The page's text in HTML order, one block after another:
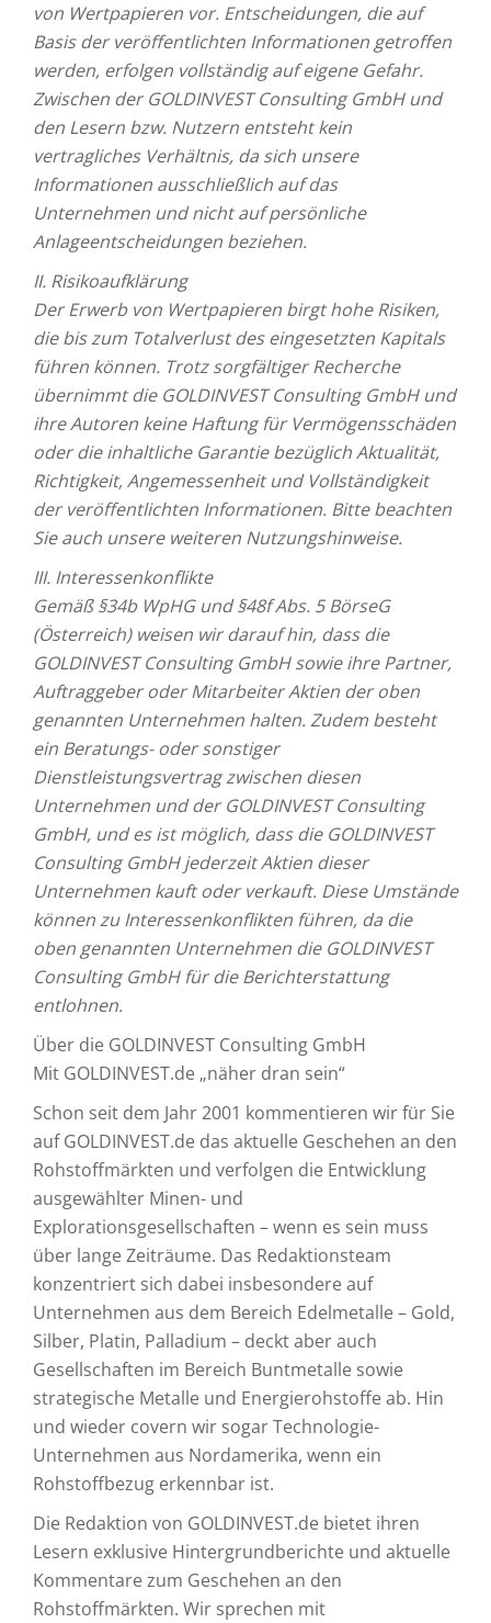
von Wertpapieren vor. Entscheidungen, die auf
Basis der veröffentlichten Informationen getroffen
werden, erfolgen vollständig auf eigene Gefahr.
Zwischen der GOLDINVEST Consulting GmbH und
den Lesern bzw. Nutzern entsteht kein
vertragliches Verhältnis, da sich unsere
Informationen ausschließlich auf das
Unternehmen und nicht auf persönliche
Anlageentscheidungen beziehen.
II. Risikoaufklärung
Der Erwerb von Wertpapieren birgt hohe Risiken,
die bis zum Totalverlust des eingesetzten Kapitals
führen können. Trotz sorgfältiger Recherche
übernimmt die GOLDINVEST Consulting GmbH und
ihre Autoren keine Haftung für Vermögensschäden
oder die inhaltliche Garantie bezüglich Aktualität,
Richtigkeit, Angemessenheit und Vollständigkeit
der veröffentlichten Informationen. Bitte beachten
Sie auch unsere weiteren Nutzungshinweise.
III. Interessenkonflikte
Gemäß §34b WpHG und §48f Abs. 5 BörseG
(Österreich) weisen wir darauf hin, dass die
GOLDINVEST Consulting GmbH sowie ihre Partner,
Auftraggeber oder Mitarbeiter Aktien der oben
genannten Unternehmen halten. Zudem besteht
ein Beratungs- oder sonstiger
Dienstleistungsvertrag zwischen diesen
Unternehmen und der GOLDINVEST Consulting
GmbH, und es ist möglich, dass die GOLDINVEST
Consulting GmbH jederzeit Aktien dieser
Unternehmen kauft oder verkauft. Diese Umstände
können zu Interessenkonflikten führen, da die
oben genannten Unternehmen die GOLDINVEST
Consulting GmbH für die Berichterstattung
entlohnen.
Über die GOLDINVEST Consulting GmbH
Mit GOLDINVEST.de „näher dran sein“
Schon seit dem Jahr 2001 kommentieren wir für Sie
auf GOLDINVEST.de das aktuelle Geschehen an den
Rohstoffmärkten und verfolgen die Entwicklung
ausgewählter Minen- und
Explorationsgesellschaften – wenn es sein muss
über lange Zeiträume. Das Redaktionsteam
konzentriert sich dabei insbesondere auf
Unternehmen aus dem Bereich Edelmetalle – Gold,
Silber, Platin, Palladium – deckt aber auch
Gesellschaften im Bereich Buntmetalle sowie
strategische Metalle und Energierohstoffe ab. Hin
und wieder covern wir sogar Technologie-
Unternehmen aus Nordamerika, wenn ein
Rohstoffbezug erkennbar ist.
Die Redaktion von GOLDINVEST.de bietet ihren
Lesern exklusive Hintergrundberichte und aktuelle
Kommentare zum Geschehen an den
Rohstoffmärkten. Wir sprechen mit